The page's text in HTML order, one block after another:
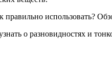
о разновидностях и